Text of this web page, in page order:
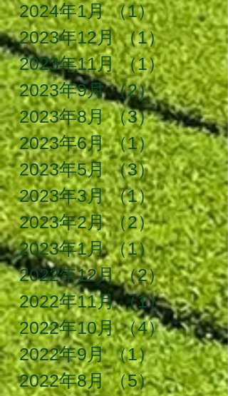
2024年1月 （1）1件の記事
2023年12月 （1）1件の記
2023年11月 （1）1件の記
2023年9月 （2）2件の記事
2023年8月 （3）3件の記事
2023年6月 （1）1件の記事
2023年5月 （3）3件の記事
2023年3月 （1）1件の記事
2023年2月 （2）2件の記事
2023年1月 （1）1件の記事
2022年12月 （2）2件の記
2022年11月 （1）1件の記
2022年10月 （4）4件の記
2022年9月 （1）1件の記事
2022年8月 （5）5件の記事